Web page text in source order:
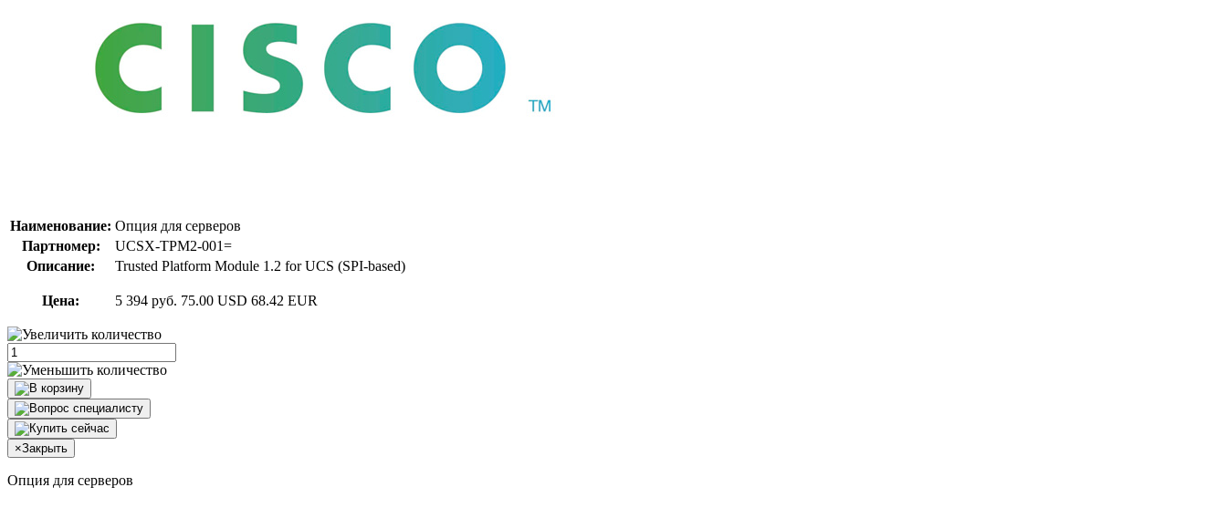
Наименование: Опция для серверов
Партномер:
UCSX-TPM2-001=
Описание:
Trusted Platform Module 1.2 for UCS (SPI-based)
Цена: 5 394 руб. 75.00 USD 68.42 EUR
×Закрыть
Опция для серверов